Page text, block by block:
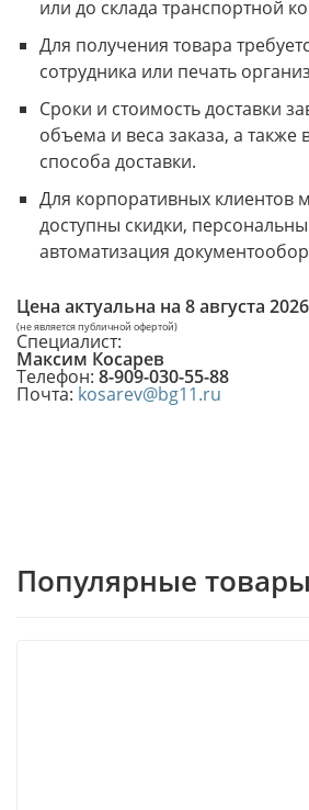
или до склада транспортной
Для получения товара
сотрудника или печать
Сроки и стоимость доставки
объема и веса заказа, а также
способа доставки.
Для корпоративных клиентов
доступны скидки,
автоматизация
Цена актуальна на 8 августа
(не является публичной офертой)
Специалист:
Максим Косарев
Телефон: 8-909-030-55-88
Почта: kosarev@bg11.ru
Популярные товары